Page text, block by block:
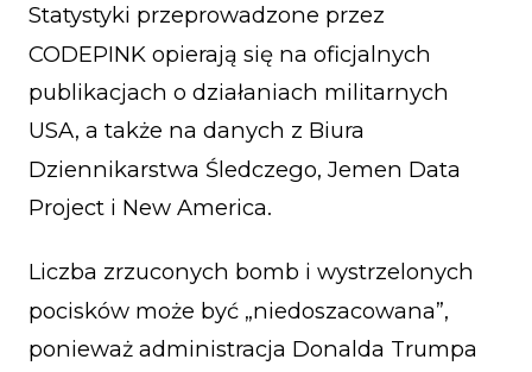
Statystyki przeprowadzone przez
CODEPINK opierają się na oficjalnych
publikacjach o działaniach militarnych
USA, a także na danych z Biura
Dziennikarstwa Śledczego, Jemen Data
Project i New America.
Liczba zrzuconych bomb i wystrzelonych
pocisków może być „niedoszacowana”,
ponieważ administracja Donalda Trumpa